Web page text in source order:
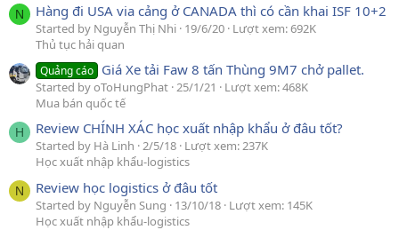
N Hàng đi USA via cảng ở CANADA thì có cần khai ISF 10+2
Started by Nguyễn Thị Nhi 19/6/20 Lượt xem: 692K
Thủ tục hải quan
Quảng cáo Giá Xe tải Faw 8 tấn Thùng 9M7 chở pallet.
Started by oToHungPhat 25/1/21
Lượt xem: 468K
Mua bán quốc tế
H Review CHÍNH XÁC học xuất nhập khẩu ở đâu tốt?
Started by Hà Linh 2/5/18 Lượt xem: 237K
Học xuất nhập khẩu-logistics
N Review học logistics ở đâu tốt
Started by Nguyễn Sung 13/10/18 Lượt xem: 145K
Học xuất nhập khẩu-logistics